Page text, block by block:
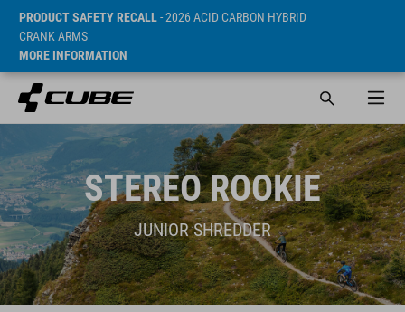
PRODUCT SAFETY RECALL- 2026 ACID CARBON HYBRID
CRANK ARMS
MORE INFORMATION
STEREO ROOKIE
JUNIOR SHREDDER